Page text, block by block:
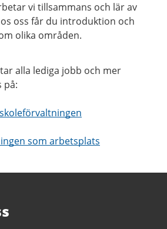
vi tillsammans och lär av
oss får du introduktion och
olika områden.
alla lediga jobb och mer
på:
som arbetsplats